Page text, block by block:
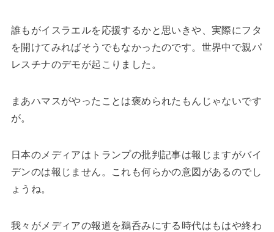
誰もがイスラエルを応援するかと思いきや、実際にフタ
を開けてみればそうでもなかったのです。世界中で親パ
レスチナのデモが起こりました。
まあハマスがやったことは褒められたもんじゃないです
が。
日本のメディアはトランプの批判記事は報じますがバイ
デンのは報じません。これも何らかの意図があるのでし
ょうね。
我々がメディアの報道を鵜呑みにする時代はもはや終わ